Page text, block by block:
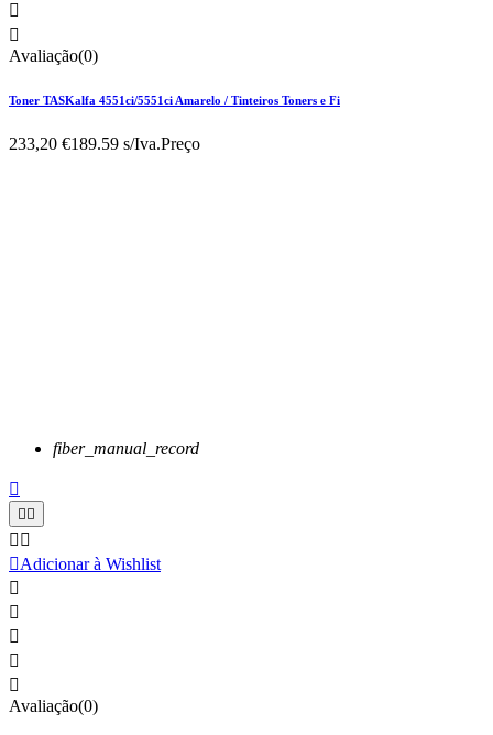


Avaliação(0)
Toner TASKalfa 4551ci/5551ci Amarelo / Tinteiros Toners e Fi
233,20 €189.59 s/Iva.Preço
fiber_manual_record

 
 
Adicionar à Wishlist





Avaliação(0)